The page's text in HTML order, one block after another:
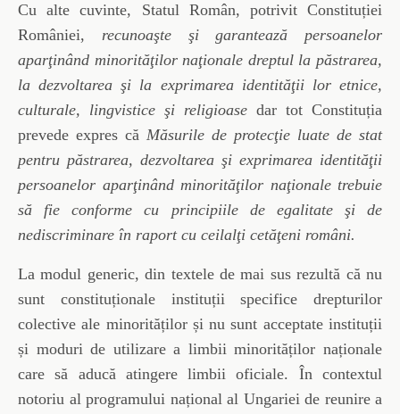
Cu alte cuvinte, Statul Român, potrivit Constituției
României, recunoaşte şi garantează persoanelor
aparţinând minorităţilor naţionale dreptul la păstrarea,
la dezvoltarea şi la exprimarea identităţii lor etnice,
culturale, lingvistice şi religioase dar tot Constituția
prevede expres că Măsurile de protecţie luate de stat
pentru păstrarea, dezvoltarea şi exprimarea identităţii
persoanelor aparţinând minorităţilor naţionale trebuie
să fie conforme cu principiile de egalitate şi de
nediscriminare în raport cu ceilalţi cetăţeni români.
La modul generic, din textele de mai sus rezultă că nu
sunt constituționale instituții specifice drepturilor
colective ale minorităților și nu sunt acceptate instituții
și moduri de utilizare a limbii minorităților naționale
care să aducă atingere limbii oficiale. În contextul
notoriu al programului național al Ungariei de reunire a